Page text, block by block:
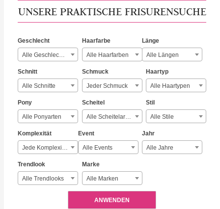
UNSERE PRAKTISCHE FRISURENSUCHE
Geschlecht
Alle Geschlechter
Haarfarbe
Alle Haarfarben
Länge
Alle Längen
Schnitt
Alle Schnitte
Schmuck
Jeder Schmuck
Haartyp
Alle Haartypen
Pony
Alle Ponyarten
Scheitel
Alle Scheitelarten
Stil
Alle Stile
Komplexität
Jede Komplexität
Event
Alle Events
Jahr
Alle Jahre
Trendlook
Alle Trendlooks
Marke
Alle Marken
ANWENDEN